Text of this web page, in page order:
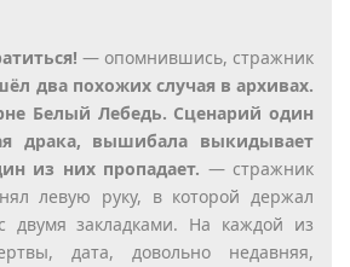
— опомнившись, стражник
два похожих случая в архивах.
Белый Лебедь. Сценарий один
драка, вышибала выкидывает
из них пропадает. — стражник
левую руку, в которой держал
двумя закладками. На каждой из
дата, довольно недавняя,